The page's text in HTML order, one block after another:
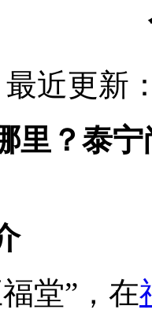
最近更新
里？泰
堂”，在